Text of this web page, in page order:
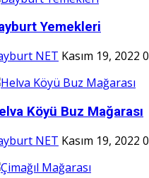
Yemekleri
NET Kasım 19, 2022 0
Köyü Buz Mağarası
NET Kasım 19, 2022 0